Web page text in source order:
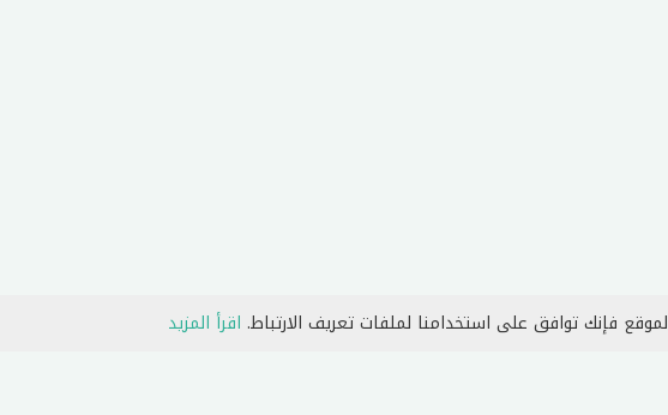
فإنك توافق على استخدامنا لملفات تعريف الارتباط. اقرأ المزيد